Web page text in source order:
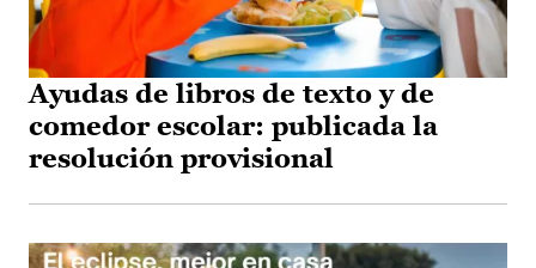
Ayudas de libros de texto y de
comedor escolar: publicada la
resolución provisional